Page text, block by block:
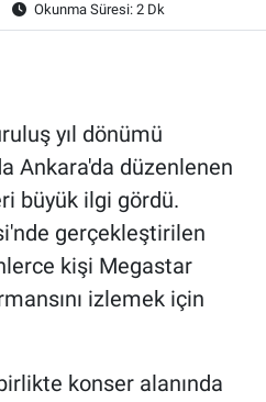
Okunma Süresi: 2 Dk
yıl dönümü
Ankara'da düzenlenen
büyük ilgi gördü.
gerçekleştirilen
kişi Megastar
izlemek için
konser alanında